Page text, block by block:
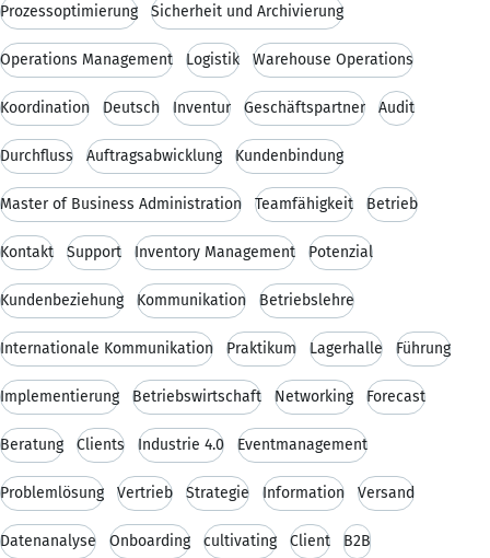
Prozessoptimierung Sicherheit und Archivierung
Operations Management Logistik Warehouse Operations
Koordination Deutsch Inventur Geschäftspartner Audit
Durchfluss Auftragsabwicklung Kundenbindung
Master of Business Administration Teamfähigkeit Betrieb
Kontakt Support Inventory Management Potenzial
Kundenbeziehung Kommunikation Betriebslehre
Internationale Kommunikation Praktikum Lagerhalle Führung
Implementierung Betriebswirtschaft Networking Forecast
Beratung Clients Industrie 4.0 Eventmanagement
Problemlösung Vertrieb Strategie Information Versand
Datenanalyse Onboarding cultivating Client B2B